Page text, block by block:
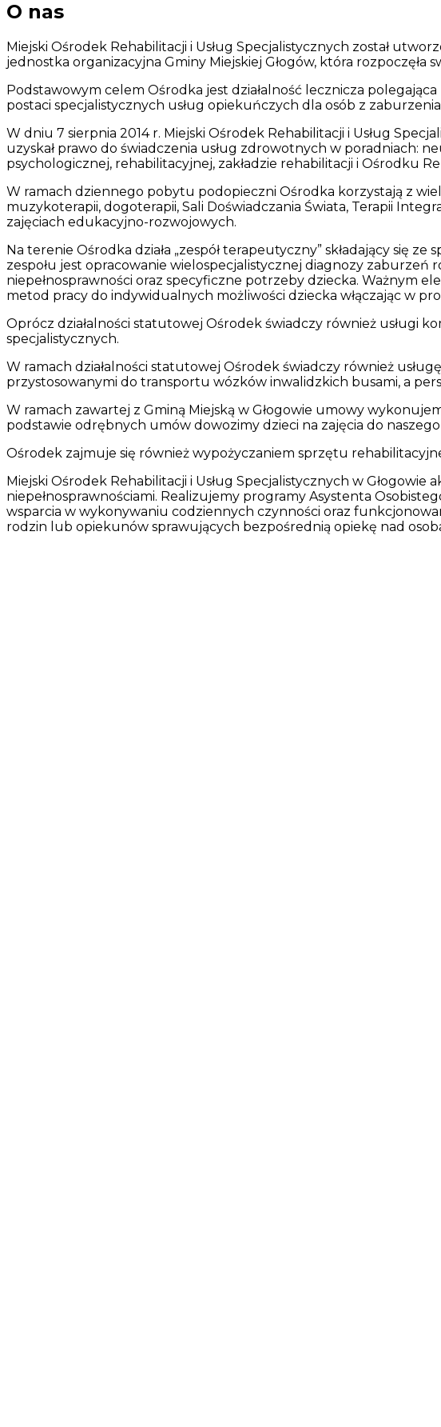
O nas
Miejski Ośrodek Rehabilitacji i Usług Specjalistycznych został
jednostka organizacyjna Gminy Miejskiej Głogów, która rozpoczęła
Podstawowym celem Ośrodka jest działalność lecznicza
postaci specjalistycznych usług opiekuńczych dla osób z
W dniu 7 sierpnia 2014 r. Miejski Ośrodek Rehabilitacji i Usług
uzyskał prawo do świadczenia usług zdrowotnych w poradniach:
psychologicznej, rehabilitacyjnej, zakładzie rehabilitacji i Ośrodku
W ramach dziennego pobytu podopieczni Ośrodka korzystają z
muzykoterapii, dogoterapii, Sali Doświadczania Świata, Terapii
zajęciach edukacyjno-rozwojowych.
Na terenie Ośrodka działa „zespół terapeutyczny” składający się
zespołu jest opracowanie wielospecjalistycznej diagnozy
niepełnosprawności oraz specyficzne potrzeby dziecka. Ważnym
metod pracy do indywidualnych możliwości dziecka włączając w
Oprócz działalności statutowej Ośrodek świadczy również usługi
specjalistycznych.
W ramach działalności statutowej Ośrodek świadczy również
przystosowanymi do transportu wózków inwalidzkich busami, a
W ramach zawartej z Gminą Miejską w Głogowie umowy
podstawie odrębnych umów dowozimy dzieci na zajęcia do
Ośrodek zajmuje się również wypożyczaniem sprzętu
Miejski Ośrodek Rehabilitacji i Usług Specjalistycznych w
niepełnosprawnościami. Realizujemy programy Asystenta
wsparcia w wykonywaniu codziennych czynności oraz
rodzin lub opiekunów sprawujących bezpośrednią opiekę nad